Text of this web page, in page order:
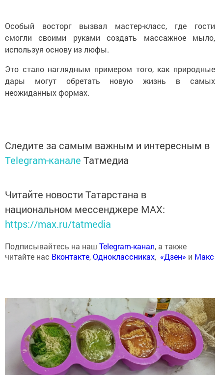
Особый восторг вызвал мастер-класс, где гости
смогли своими руками создать массажное мыло,
используя основу из люфы.
Это стало наглядным примером того, как природные
дары могут обретать новую жизнь в самых
неожиданных формах.
Следите за самым важным и интересным в
Telegram-канале Татмедиа
Читайте новости Татарстана в
национальном мессенджере MАХ:
https://max.ru/tatmedia
Подписывайтесь на наш Telegram-канал, а также
читайте нас Вконтакте,Одноклассниках, «Дзен» и Макс